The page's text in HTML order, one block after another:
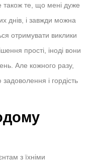
також те, що мені дуже
днів, і завжди можна
отримувати виклики
прості, іноді вони
Але кожного разу,
і гордість
з їхніми